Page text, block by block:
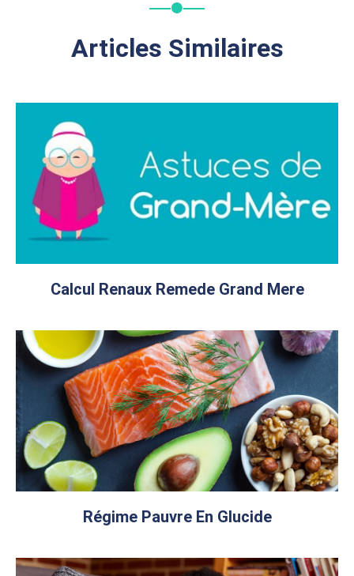
Articles Similaires
Calcul Renaux Remede Grand Mere
Régime Pauvre En Glucide